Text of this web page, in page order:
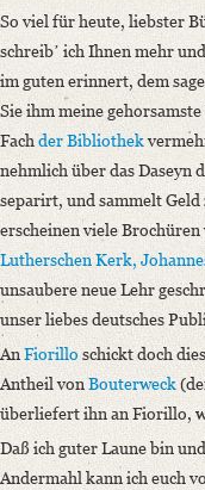
So viel für heute, liebster
schreibʼ ich Ihnen mehr
im guten erinnert, dem
Sie ihm meine
Fach der Bibliothek
nehmlich über das Daseyn
separirt, und sammelt
erscheinen viele Brochüren
Lutherschen Kerk,
unsaubere neue Lehr
unser liebes deutsches
AnFiorilloschickt doch
Antheil vonBouterweck
überliefert ihn an Fiorillo,
Daß ich guter Laune bin
Andermahl kann ich euch